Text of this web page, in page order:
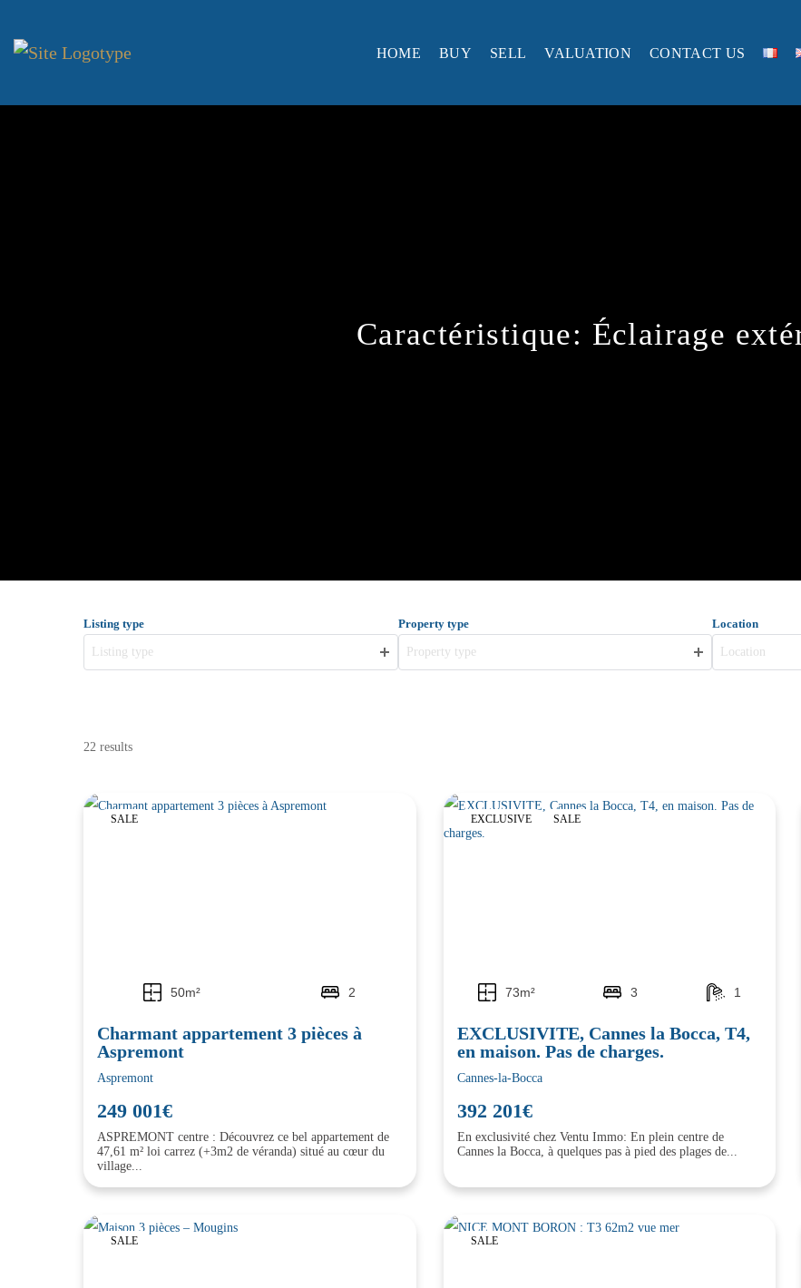
HOME BUY SELL VALUATION CONTACT US
Caractéristique: Éclairage
Listing type
Listing type
Property type
Property type
Location
Location
22 results
SALE
50m² 2
Charmant appartement 3 pièces à
Aspremont
Aspremont
249 001€
ASPREMONT centre : Découvrez ce bel appartement de
47,61 m² loi carrez (+3m2 de véranda) situé au cœur du
village...
EXCLUSIVE SALE
73m² 3 1
EXCLUSIVITE, Cannes la Bocca, T4,
en maison. Pas de charges.
Cannes-la-Bocca
392 201€
En exclusivité chez Ventu Immo: En plein centre de
Cannes la Bocca, à quelques pas à pied des plages de...
SALE SALE